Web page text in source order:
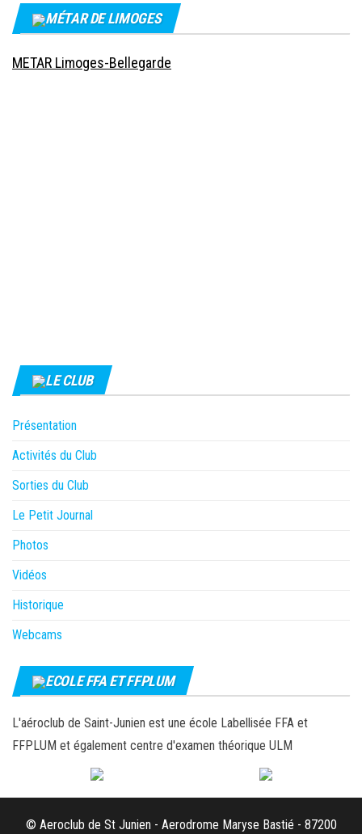
MÉTAR DE LIMOGES
METAR Limoges-Bellegarde
LE CLUB
Présentation
Activités du Club
Sorties du Club
Le Petit Journal
Photos
Vidéos
Historique
Webcams
ECOLE FFA ET FFPLUM
L'aéroclub de Saint-Junien est une école Labellisée FFA et
FFPLUM et également centre d'examen théorique ULM
© Aeroclub de St Junien - Aerodrome Maryse Bastié - 87200